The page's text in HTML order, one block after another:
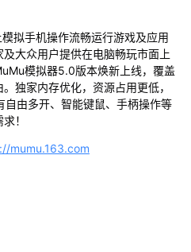
拟手机操作流畅运行游戏及应用
大众用户提供在电脑畅玩市面上
模拟器5.0版本焕新上线，覆盖
独家内存优化，资源占用更低，
由多开、智能键鼠、手柄操作等
！
mumu.163.com